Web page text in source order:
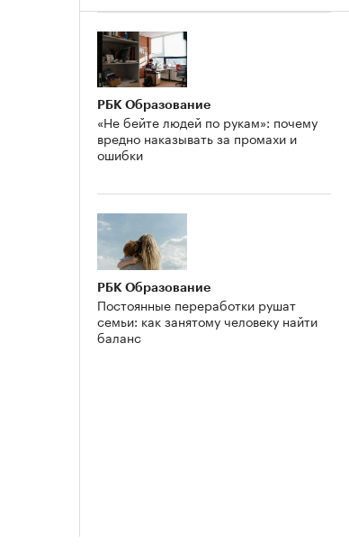
РБК Образование
«Не бейте людей по рукам»: почему
вредно наказывать за промахи и
ошибки
РБК Образование
Постоянные переработки рушат
семьи: как занятому человеку найти
баланс